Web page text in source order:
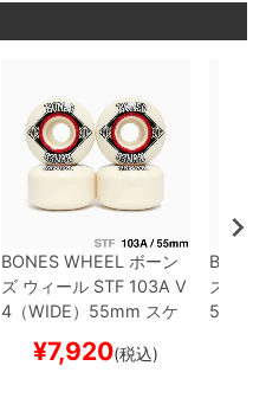
BONES WHEEL ボーン
ズ ウィール STF 103A V
4（WIDE） 55mm スケ
¥7,920(税込)
ズ
5